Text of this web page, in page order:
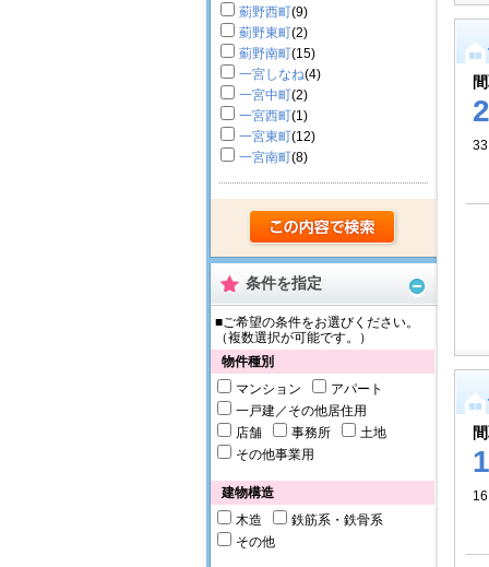
薊野西町(9)
薊野東町(2)
薊野南町(15)
一宮しなね(4)
一宮中町(2)
一宮西町(1)
一宮東町(12)
一宮南町(8)
条件を指定
■ご希望の条件をお選びください。
（複数選択が可能です。）
物件種別
マンション
アパート
一戸建／その他居住用
店舗
事務所
土地
その他事業用
建物構造
木造
鉄筋系・鉄骨系
その他